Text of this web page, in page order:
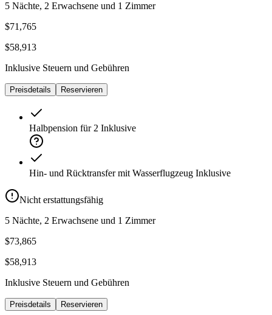
5 Nächte, 2 Erwachsene und 1 Zimmer
$71,765
$58,913
Inklusive Steuern und Gebühren
Preisdetails Reservieren
Halbpension für 2 Inklusive
Hin- und Rücktransfer mit Wasserflugzeug Inklusive
Nicht erstattungsfähig
5 Nächte, 2 Erwachsene und 1 Zimmer
$73,865
$58,913
Inklusive Steuern und Gebühren
Preisdetails Reservieren